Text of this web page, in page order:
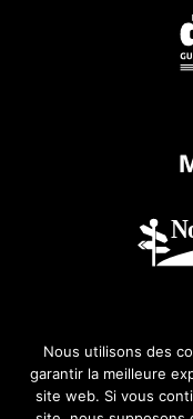
© 2026-Guingamp-
Nous utilisons des
garantir la meilleure
site web. Si vous